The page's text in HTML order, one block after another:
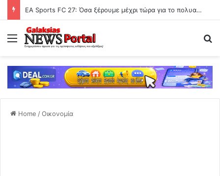
EA Sports FC 27: Όσα ξέρουμε μέχρι τώρα για το πολυαναμενόμενο video game
Menu
Home /Οικονομία